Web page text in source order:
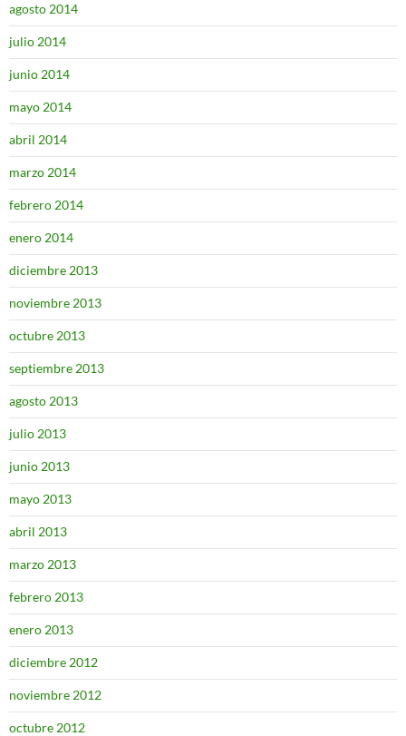
agosto 2014
julio 2014
junio 2014
mayo 2014
abril 2014
marzo 2014
febrero 2014
enero 2014
diciembre 2013
noviembre 2013
octubre 2013
septiembre 2013
agosto 2013
julio 2013
junio 2013
mayo 2013
abril 2013
marzo 2013
febrero 2013
enero 2013
diciembre 2012
noviembre 2012
octubre 2012